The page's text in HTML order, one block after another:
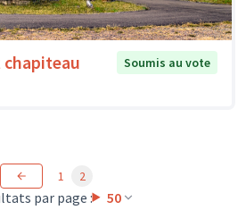
Soumis au vote
par page : 50
1 2